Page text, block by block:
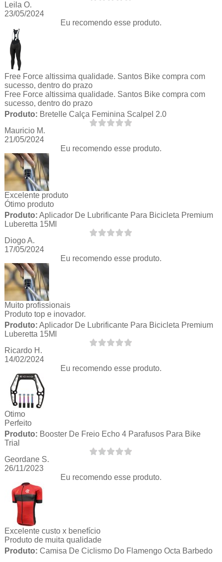
Leila O.
23/05/2024
Eu recomendo esse produto.
Free Force altissima qualidade. Santos Bike compra com
sucesso, dentro do prazo
Free Force altissima qualidade. Santos Bike compra com
sucesso, dentro do prazo
Produto: Bretelle Calça Feminina Scalpel 2.0
Mauricio M.
21/05/2024
Eu recomendo esse produto.
Excelente produto
Ótimo produto
Produto: Aplicador De Lubrificante Para Bicicleta Premium
Luberetta 15Ml
Diogo A.
17/05/2024
Eu recomendo esse produto.
Muito profissionais
Produto top e inovador.
Produto: Aplicador De Lubrificante Para Bicicleta Premium
Luberetta 15Ml
Ricardo H.
14/02/2024
Eu recomendo esse produto.
Otimo
Perfeito
Produto: Booster De Freio Echo 4 Parafusos Para Bike
Trial
Geordane S.
26/11/2023
Eu recomendo esse produto.
Excelente custo x benefício
Produto de muita qualidade
Produto: Camisa De Ciclismo Do Flamengo Octa Barbedo